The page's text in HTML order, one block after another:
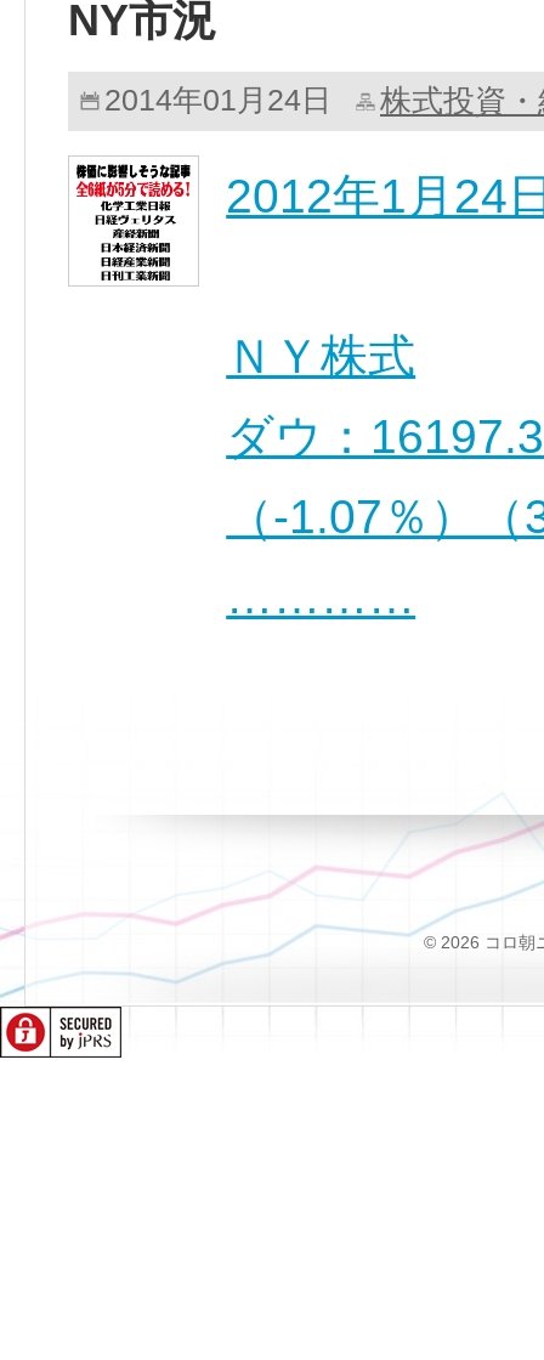
NY市況
2014年01月24日 株式投資
2012年1月24
ＮＹ株式
ダウ：
（-1.07％）
…………
© 2026 コロ朝